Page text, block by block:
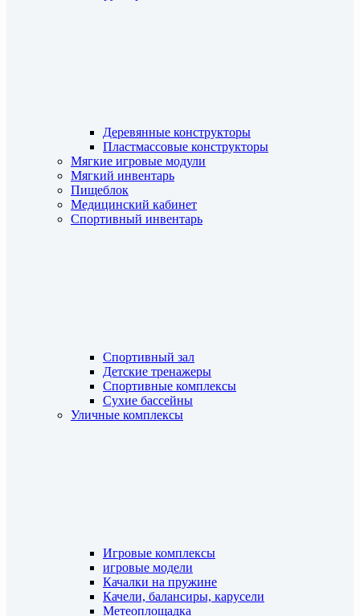
Деревянные конструкторы
Пластмассовые конструкторы
Мягкие игровые модули
Мягкий инвентарь
Пищеблок
Медицинский кабинет
Спортивный инвентарь
Спортивный зал
Детские тренажеры
Спортивные комплексы
Сухие бассейны
Уличные комплексы
Игровые комплексы
игровые модели
Качалки на пружине
Качели, балансиры, карусели
Метеоплощадка